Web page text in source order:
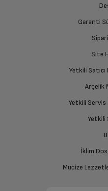
Garanti
Site
Yetkili
Arçelik
Yetkili Servis
Yetkili
İklim
Mucize